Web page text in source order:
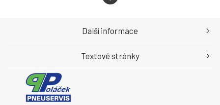
Další informace
Textové stránky